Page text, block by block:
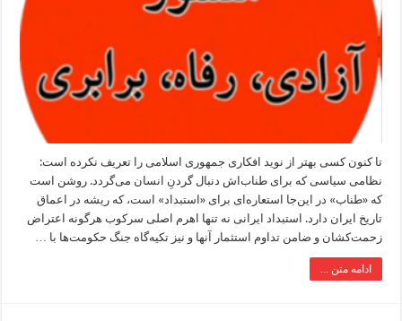
تا کنون کسی بهتر از نوید افکاری جمهوری اسلامی را تعریف نکرده است:
نظامی سیاسی که برای طناب‌اش دنبال گردنِ انسان می‌گردد. روشن است
که «طناب» در این‌جا استعاره‌ای برای «استبداد» است، که ریشه در اعماق
تاریخ ایران دارد. استبداد ایرانی نه تنها اهرم اصلی سرکوب هرگونه اعتراض
زحمت‌کشان و ضامن تداوم استثمار آنها و نیز تکیه‌گاه جنگ حکومت‌ها با …
ادامه متن ...